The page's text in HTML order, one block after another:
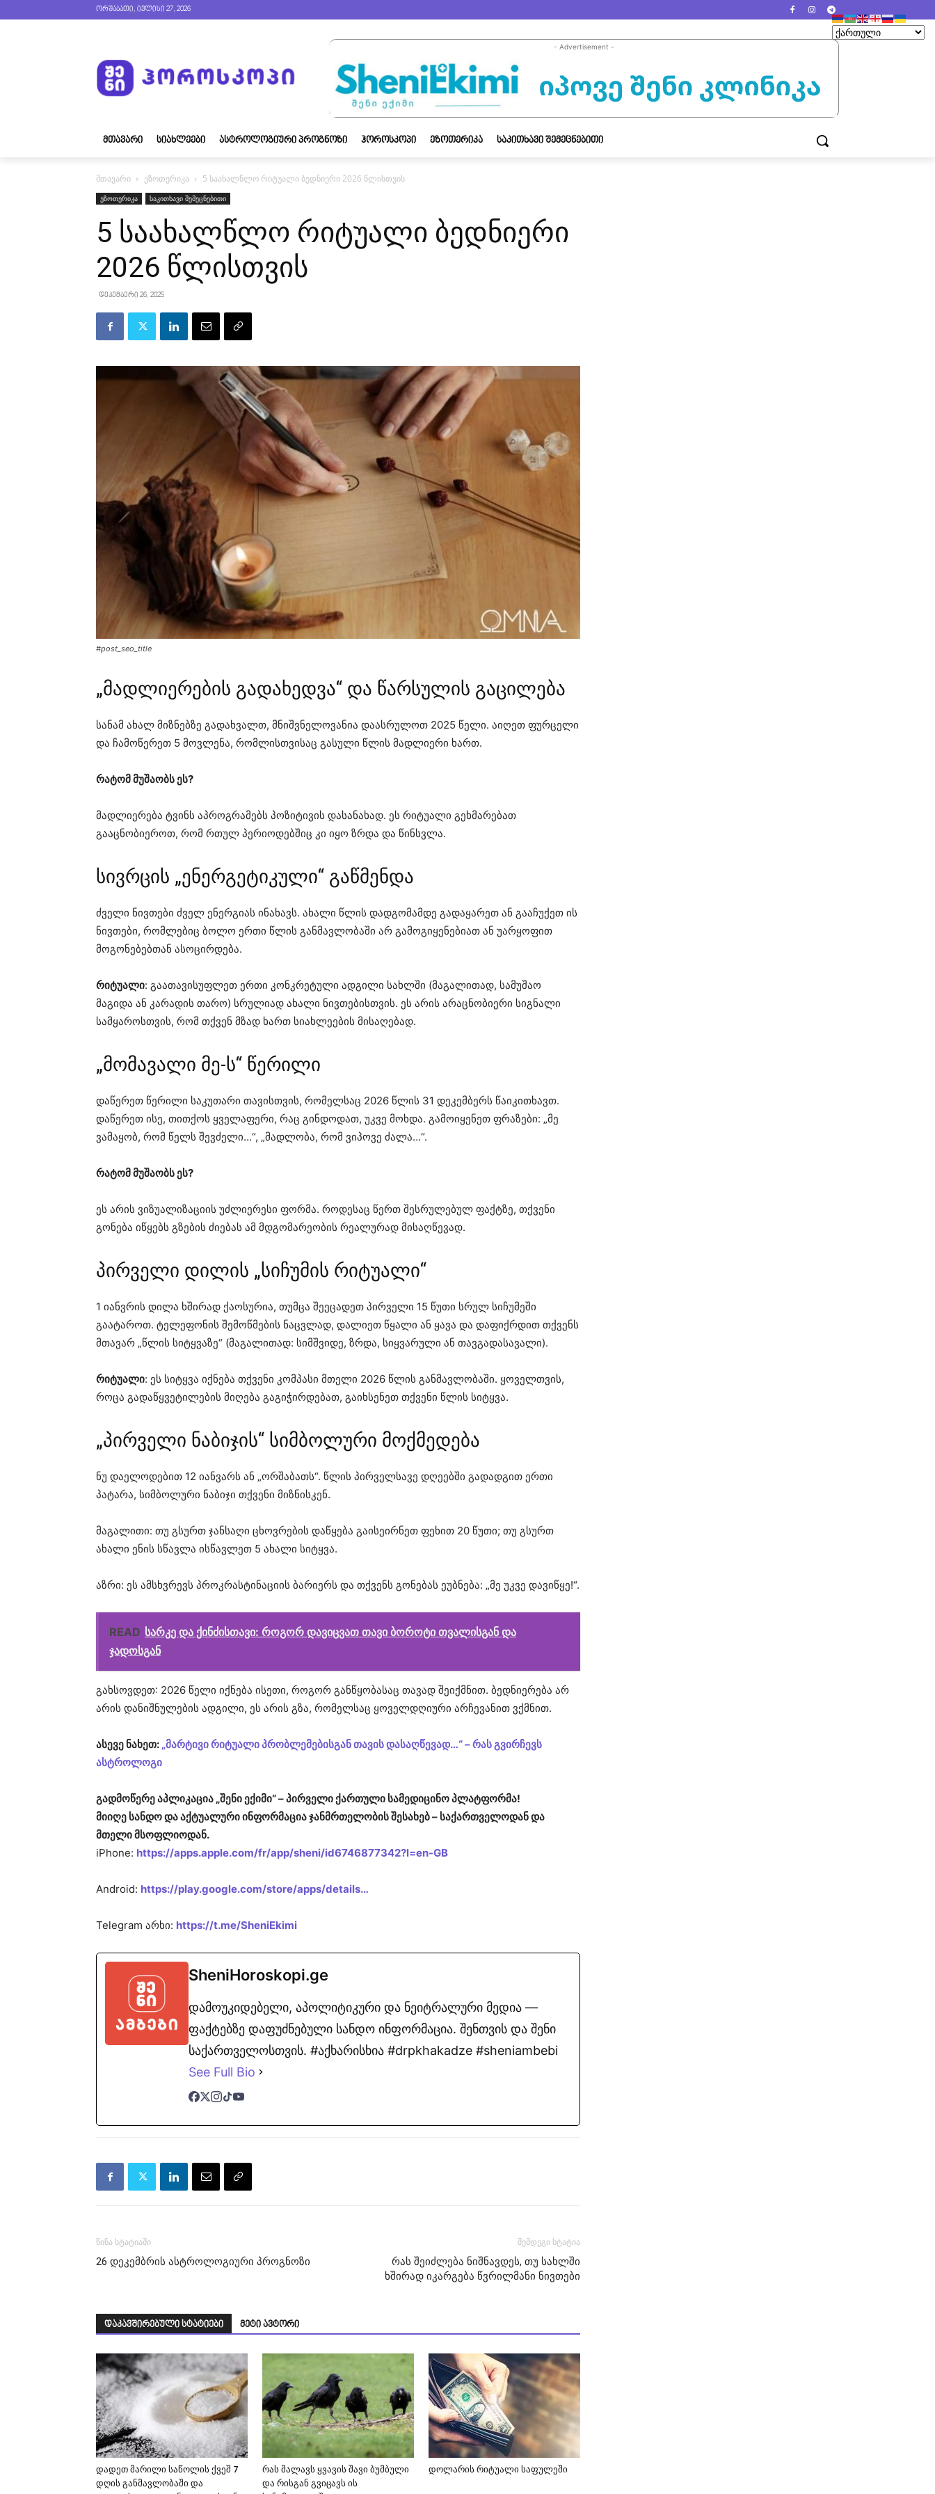
ორშაბათი, ივლისი 27, 2026
- Advertisement -
ᲛᲗᲐᲕᲐᲠᲘ ᲡᲘᲐᲮᲚᲔᲔᲑᲘ ᲐᲡᲢᲠᲝᲚᲝᲒᲘᲣᲠᲘ ᲞᲠᲝᲒᲜᲝᲖᲘ ᲰᲝᲠᲝᲡᲙᲝᲞᲘ ᲔᲖᲝᲗᲔᲠᲘᲙᲐ ᲡᲐᲙᲘᲗᲮᲐᲕᲘ ᲨᲔᲛᲔᲪᲜᲔᲑᲘᲗᲘ
მთავარი ეზოთერიკა 5 საახალწლო რიტუალი ბედნიერი 2026 წლისთვის
ეზოთერიკა საკითხავი შემეცნებითი
5 საახალწლო რიტუალი ბედნიერი
2026 წლისთვის
დეკემბერი 26, 2025
#post_seo_title
„მადლიერების გადახედვა“ და წარსულის გაცილება
სანამ ახალ მიზნებზე გადახვალთ, მნიშვნელოვანია დაასრულოთ 2025 წელი. აიღეთ ფურცელი
და ჩამოწერეთ 5 მოვლენა, რომლისთვისაც გასული წლის მადლიერი ხართ.
რატომ მუშაობს ეს?
მადლიერება ტვინს აპროგრამებს პოზიტივის დასანახად. ეს რიტუალი გეხმარებათ
გააცნობიეროთ, რომ რთულ პერიოდებშიც კი იყო ზრდა და წინსვლა.
სივრცის „ენერგეტიკული“ გაწმენდა
ძველი ნივთები ძველ ენერგიას ინახავს. ახალი წლის დადგომამდე გადაყარეთ ან გააჩუქეთ ის
ნივთები, რომლებიც ბოლო ერთი წლის განმავლობაში არ გამოგიყენებიათ ან უარყოფით
მოგონებებთან ასოცირდება.
რიტუალი: გაათავისუფლეთ ერთი კონკრეტული ადგილი სახლში (მაგალითად, სამუშაო
მაგიდა ან კარადის თარო) სრულიად ახალი ნივთებისთვის. ეს არის არაცნობიერი სიგნალი
სამყაროსთვის, რომ თქვენ მზად ხართ სიახლეების მისაღებად.
„მომავალი მე-ს“ წერილი
დაწერეთ წერილი საკუთარი თავისთვის, რომელსაც 2026 წლის 31 დეკემბერს წაიკითხავთ.
დაწერეთ ისე, თითქოს ყველაფერი, რაც გინდოდათ, უკვე მოხდა. გამოიყენეთ ფრაზები: „მე
ვამაყობ, რომ წელს შევძელი…“, „მადლობა, რომ ვიპოვე ძალა…“.
რატომ მუშაობს ეს?
ეს არის ვიზუალიზაციის უძლიერესი ფორმა. როდესაც წერთ შესრულებულ ფაქტზე, თქვენი
გონება იწყებს გზების ძიებას ამ მდგომარეობის რეალურად მისაღწევად.
პირველი დილის „სიჩუმის რიტუალი“
1 იანვრის დილა ხშირად ქაოსურია, თუმცა შეეცადეთ პირველი 15 წუთი სრულ სიჩუმეში
გაატაროთ. ტელეფონის შემოწმების ნაცვლად, დალიეთ წყალი ან ყავა და დაფიქრდით თქვენს
მთავარ „წლის სიტყვაზე“ (მაგალითად: სიმშვიდე, ზრდა, სიყვარული ან თავგადასავალი).
რიტუალი: ეს სიტყვა იქნება თქვენი კომპასი მთელი 2026 წლის განმავლობაში. ყოველთვის,
როცა გადაწყვეტილების მიღება გაგიჭირდებათ, გაიხსენეთ თქვენი წლის სიტყვა.
„პირველი ნაბიჯის“ სიმბოლური მოქმედება
ნუ დაელოდებით 12 იანვარს ან „ორშაბათს“. წლის პირველსავე დღეებში გადადგით ერთი
პატარა, სიმბოლური ნაბიჯი თქვენი მიზნისკენ.
მაგალითი: თუ გსურთ ჯანსაღი ცხოვრების დაწყება გაისეირნეთ ფეხით 20 წუთი; თუ გსურთ
ახალი ენის სწავლა ისწავლეთ 5 ახალი სიტყვა.
აზრი: ეს ამსხვრევს პროკრასტინაციის ბარიერს და თქვენს გონებას ეუბნება: „მე უკვე დავიწყე!“.
READ სარკე და ქინძისთავი: როგორ დავიცვათ თავი ბოროტი თვალისგან და
ჯადოსგან
გახსოვდეთ: 2026 წელი იქნება ისეთი, როგორ განწყობასაც თავად შეიქმნით. ბედნიერება არ
არის დანიშნულების ადგილი, ეს არის გზა, რომელსაც ყოველდღიური არჩევანით ვქმნით.
ასევე ნახეთ: „მარტივი რიტუალი პრობლემებისგან თავის დასაღწევად…“ – რას გვირჩევს
ასტროლოგი
გადმოწერე აპლიკაცია „შენი ექიმი“ – პირველი ქართული სამედიცინო პლატფორმა!
მიიღე სანდო და აქტუალური ინფორმაცია ჯანმრთელობის შესახებ – საქართველოდან და
მთელი მსოფლიოდან.
iPhone: https://apps.apple.com/fr/app/sheni/id6746877342?l=en-GB
Android: https://play.google.com/store/apps/details…
Telegram არხი: https://t.me/SheniEkimi
SheniHoroskopi.ge
დამოუკიდებელი, აპოლიტიკური და ნეიტრალური მედია —
ფაქტებზე დაფუძნებული სანდო ინფორმაცია. შენთვის და შენი
საქართველოსთვის. #აქხარისხია #drpkhakadze #sheniambebi
See Full Bio
წინა სტატიაში
26 დეკემბრის ასტროლოგიური პროგნოზი
შემდეგი სტატია
რას შეიძლება ნიშნავდეს, თუ სახლში
ხშირად იკარგება წვრილმანი ნივთები
დაკავშირებული სტატიები მეტი ავტორი
დადეთ მარილი საწოლის ქვეშ 7
დღის განმავლობაში და
რას მალავს ყვავის შავი ბუმბული
და რისგან გვიცავს ის
დოლარის რიტუალი საფულეში